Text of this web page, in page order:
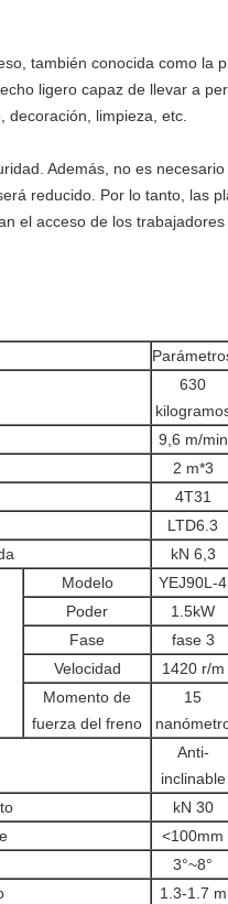
también conocida como la
ligero capaz de llevar a
limpieza, etc.
Además, no es
reducido. Por lo tanto, las
el acceso de los trabajadores
630
9,6 m/min
2 m*3
4T31
LTD6.3
kN 6,3
Modelo
YEJ90L-4
Poder
1.5kW
Fase
fase 3
Velocidad
1420 r/m
Momento de
fuerza del freno
15
Anti-
inclinable
kN 30
<100mm
3°~8°
1.3-1.7 m